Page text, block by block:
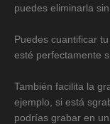
puedes eliminarla
Puedes cuantificar
esté perfectamente
También facilita la
ejemplo, si está
podrías grabar en